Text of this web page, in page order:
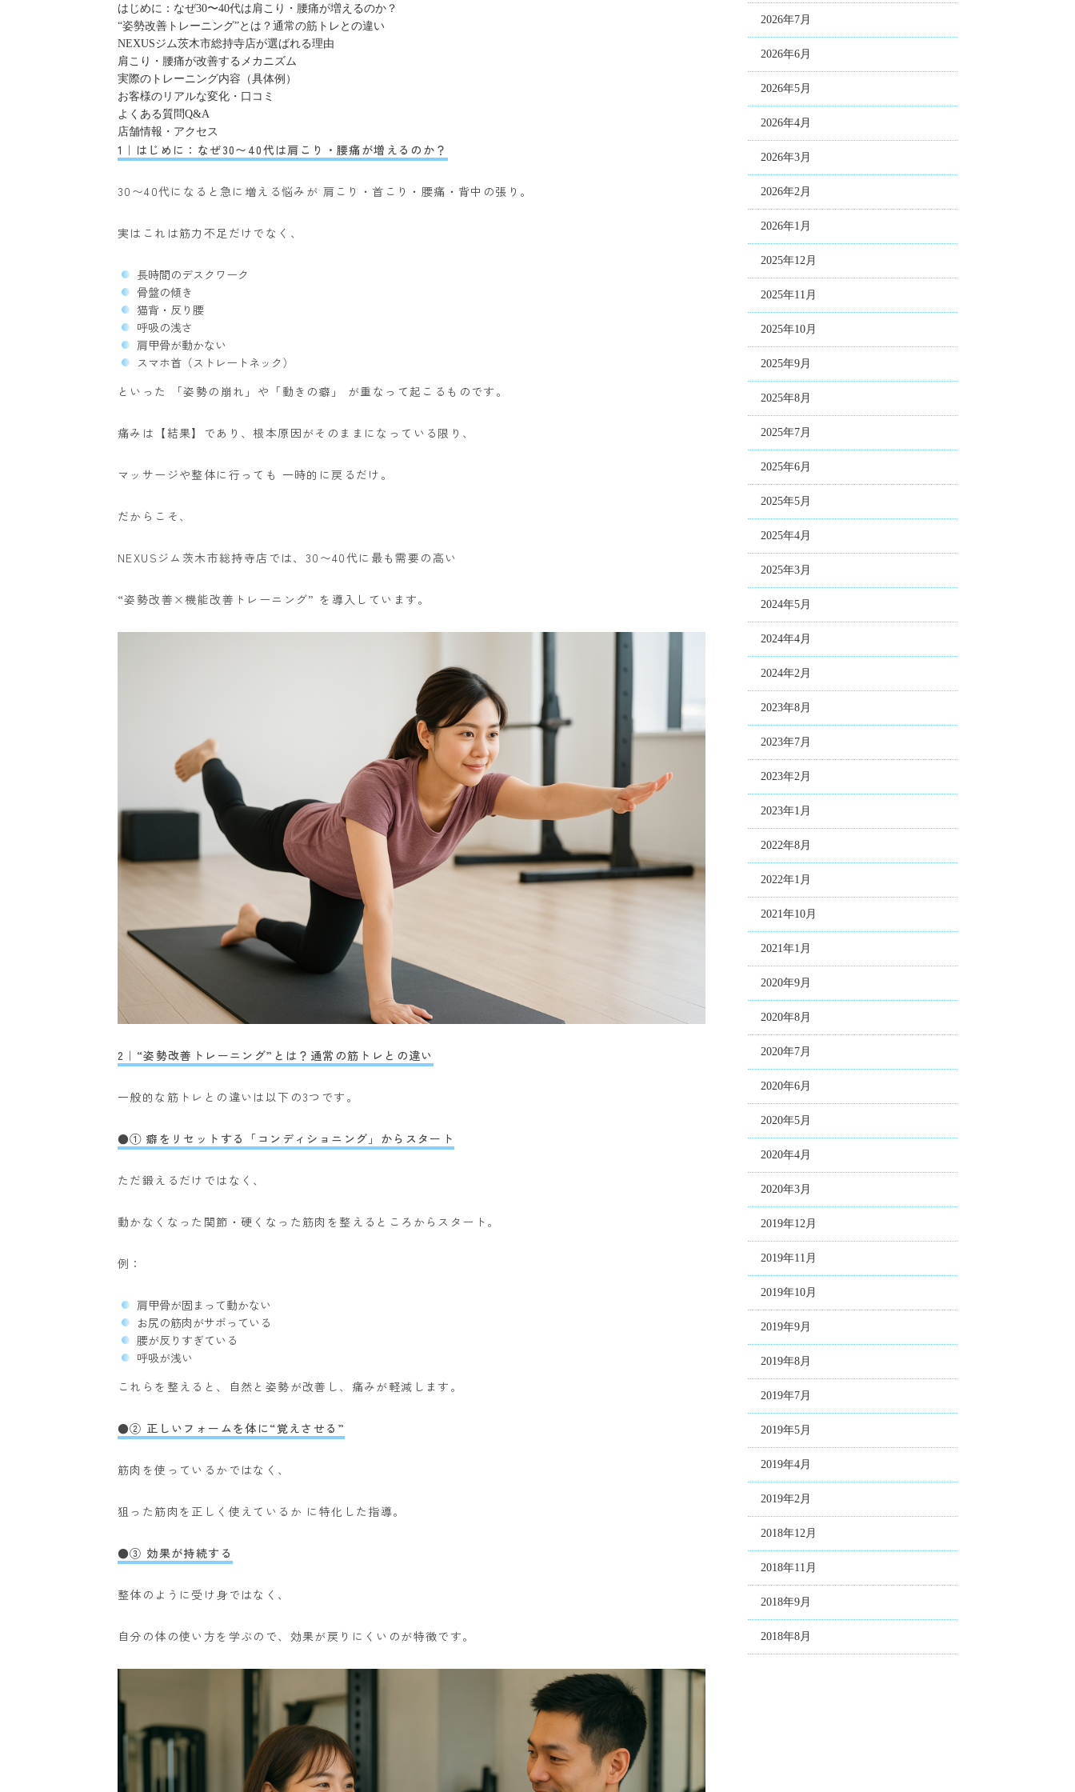
はじめに：なぜ30〜40代は肩こり・腰痛が増えるのか？
“姿勢改善トレーニング”とは？通常の筋トレとの違い
NEXUSジム茨木市総持寺店が選ばれる理由
肩こり・腰痛が改善するメカニズム
実際のトレーニング内容（具体例）
お客様のリアルな変化・口コミ
よくある質問Q&A
店舗情報・アクセス
1｜はじめに：なぜ30〜40代は肩こり・腰痛が増えるのか？
30〜40代になると急に増える悩みが 肩こり・首こり・腰痛・背中の張り。
実はこれは筋力不足だけでなく、
長時間のデスクワーク
骨盤の傾き
猫背・反り腰
呼吸の浅さ
肩甲骨が動かない
スマホ首（ストレートネック）
といった 「姿勢の崩れ」や「動きの癖」 が重なって起こるものです。
痛みは【結果】であり、根本原因がそのままになっている限り、
マッサージや整体に行っても 一時的に戻るだけ。
だからこそ、
NEXUSジム茨木市総持寺店では、30〜40代に最も需要の高い
“姿勢改善×機能改善トレーニング” を導入しています。
2｜“姿勢改善トレーニング”とは？通常の筋トレとの違い
一般的な筋トレとの違いは以下の3つです。
●① 癖をリセットする「コンディショニング」からスタート
ただ鍛えるだけではなく、
動かなくなった関節・硬くなった筋肉を整えるところからスタート。
例：
肩甲骨が固まって動かない
お尻の筋肉がサボっている
腰が反りすぎている
呼吸が浅い
これらを整えると、自然と姿勢が改善し、痛みが軽減します。
●② 正しいフォームを体に“覚えさせる”
筋肉を使っているかではなく、
狙った筋肉を正しく使えているか に特化した指導。
●③ 効果が持続する
整体のように受け身ではなく、
自分の体の使い方を学ぶので、効果が戻りにくいのが特徴です。
2026年7月
2026年6月
2026年5月
2026年4月
2026年3月
2026年2月
2026年1月
2025年12月
2025年11月
2025年10月
2025年9月
2025年8月
2025年7月
2025年6月
2025年5月
2025年4月
2025年3月
2024年5月
2024年4月
2024年2月
2023年8月
2023年7月
2023年2月
2023年1月
2022年8月
2022年1月
2021年10月
2021年1月
2020年9月
2020年8月
2020年7月
2020年6月
2020年5月
2020年4月
2020年3月
2019年12月
2019年11月
2019年10月
2019年9月
2019年8月
2019年7月
2019年5月
2019年4月
2019年2月
2018年12月
2018年11月
2018年9月
2018年8月